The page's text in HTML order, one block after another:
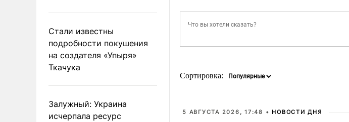
Стали известны
подробности покушения
на создателя «Упыря»
Ткачука
Залужный: Украина
исчерпала ресурс
Сортировка:
5 АВГУСТА 2026, 17:48 • НОВОСТИ ДНЯ